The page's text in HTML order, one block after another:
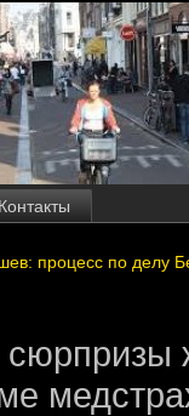
Контакты
процесс по делу
сюрпризы